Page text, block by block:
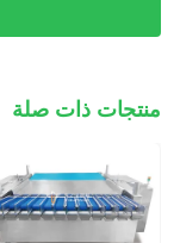
منتجات ذات صلة